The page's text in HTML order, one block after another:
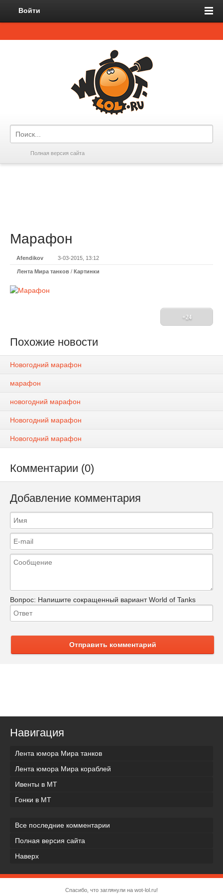
Войти
Полная версия сайта
Марафон
Afendikov 3-03-2015, 13:12
Лента Мира танков / Картинки
+24
Похожие новости
Новогодний марафон
марафон
новогодний марафон
Новогодний марафон
Новогодний марафон
Комментарии (0)
Добавление комментария
Вопрос: Напишите сокращенный вариант World of Tanks
Отправить комментарий
Навигация
Лента юмора Мира танков
Лента юмора Мира кораблей
Ивенты в МТ
Гонки в МТ
Все последние комментарии
Полная версия сайта
Наверх
Спасибо, что заглянули на wot-lol.ru!